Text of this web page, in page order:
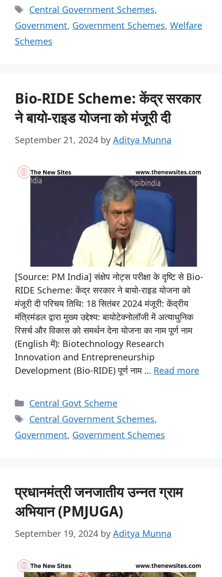
Central Government Schemes,
Government, Government Schemes, Welfare
Schemes
Bio-RIDE Scheme: केंद्र सरकार
ने बायो-राइड योजना को मंजूरी दी
September 21, 2024 by Aditya Munna
[Source: PM India] संक्षेप नोट्स परीक्षा के दृष्टि से Bio-
RIDE Scheme: केंद्र सरकार ने बायो-राइड योजना को
मंजूरी दी परिचय तिथि: 18 सितंबर 2024 मंजूरी: केंद्रीय
मंत्रिमंडल द्वारा मुख्य उद्देश्य: बायोटेक्नोलॉजी में अत्याधुनिक
रिसर्च और विकास को समर्थन देना योजना का नाम पूर्ण नाम
(English में): Biotechnology Research
Innovation and Entrepreneurship
Development (Bio-RIDE) पूर्ण नाम … Read more
Central Govt Scheme
Central Government Schemes,
Government, Government Schemes
प्रधानमंत्री जनजातीय उन्नत ग्राम
अभियान (PMJUGA)
September 19, 2024 by Aditya Munna